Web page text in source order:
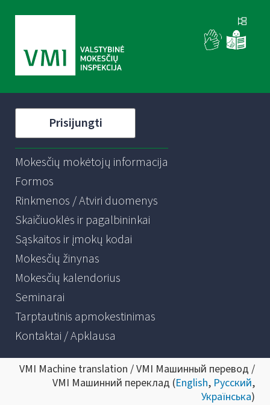
Prisijungti
Mokesčių mokėtojų informacija
Formos
Rinkmenos / Atviri duomenys
Skaičiuoklės ir pagalbininkai
Sąskaitos ir įmokų kodai
Mokesčių žinynas
Mokesčių kalendorius
Seminarai
Tarptautinis apmokestinimas
Kontaktai / Apklausa
VMI Machine translation / VMI Машинный перевод /
VMI Машинний переклад (English, Русский,
Українська)